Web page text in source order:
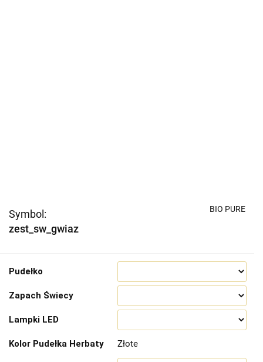
Symbol:
zest_sw_gwiaz
BIO PURE
Pudełko
Zapach Świecy
Lampki LED
Kolor Pudełka Herbaty Złote